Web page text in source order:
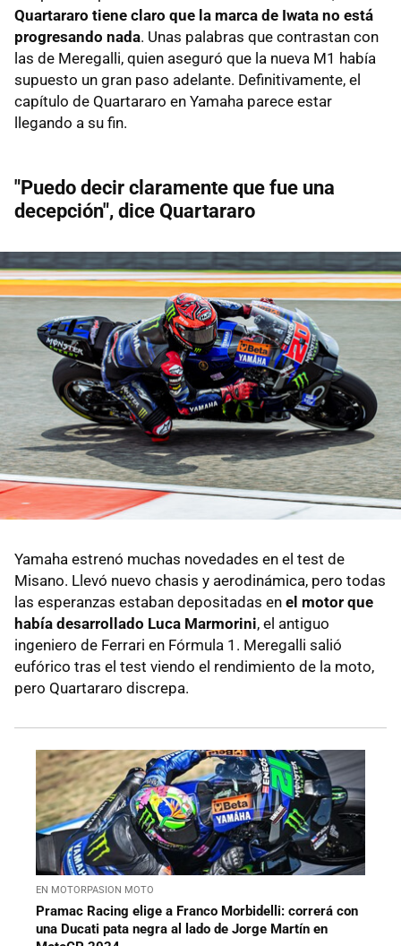
Quartararo tiene claro que la marca de Iwata no está
progresando nada. Unas palabras que contrastan con
las de Meregalli, quien aseguró que la nueva M1 había
supuesto un gran paso adelante. Definitivamente, el
capítulo de Quartararo en Yamaha parece estar
llegando a su fin.
"Puedo decir claramente que fue una
decepción", dice Quartararo
Yamaha estrenó muchas novedades en el test de
Misano. Llevó nuevo chasis y aerodinámica, pero todas
las esperanzas estaban depositadas en el motor que
había desarrollado Luca Marmorini, el antiguo
ingeniero de Ferrari en Fórmula 1. Meregalli salió
eufórico tras el test viendo el rendimiento de la moto,
pero Quartararo discrepa.
EN MOTORPASION MOTO
Pramac Racing elige a Franco Morbidelli: correrá con
una Ducati pata negra al lado de Jorge Martín en